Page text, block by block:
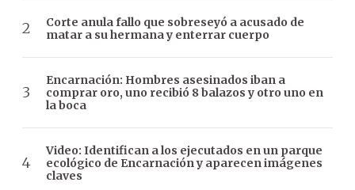
Corte anula fallo que sobreseyó a acusado de
matar a su hermana y enterrar cuerpo
Encarnación: Hombres asesinados iban a
comprar oro, uno recibió 8 balazos y otro uno en
la boca
Video: Identifican a los ejecutados en un parque
ecológico de Encarnación y aparecen imágenes
claves